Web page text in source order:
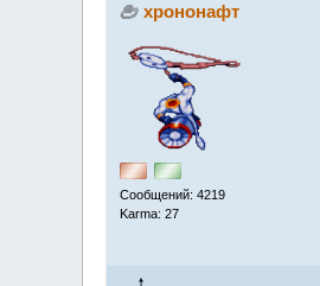
хрононафт
Сообщений: 4219
Karma: 27